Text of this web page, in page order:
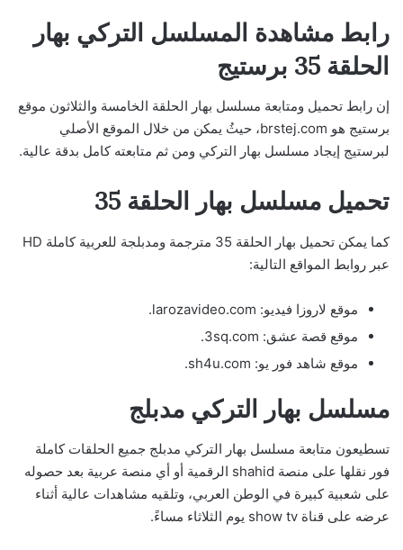
رابط مشاهدة المسلسل التركي بهار
الحلقة 35 برستيج
إن رابط تحميل ومتابعة مسلسل بهار الحلقة الخامسة والثلاثون موقع
برستيج هو brstej.com، حيثُ يمكن من خلال الموقع الأصلي
لبرستيج إيجاد مسلسل بهار التركي ومن ثم متابعته كامل بدقة عالية.
تحميل مسلسل بهار الحلقة 35
كما يمكن تحميل بهار الحلقة 35 مترجمة ومدبلجة للعربية كاملة HD
عبر روابط المواقع التالية:
موقع لاروزا فيديو: larozavideo.com.
موقع قصة عشق: 3sq.com.
موقع شاهد فور يو: sh4u.com.
مسلسل بهار التركي مدبلج
تسطيعون متابعة مسلسل بهار التركي مدبلج جميع الحلقات كاملة
فور نقلها على منصة shahid الرقمية أو أي منصة عربية بعد حصوله
على شعبية كبيرة في الوطن العربي، وتلقيه مشاهدات عالية أثناء
عرضه على قناة show tv يوم الثلاثاء مساءً.